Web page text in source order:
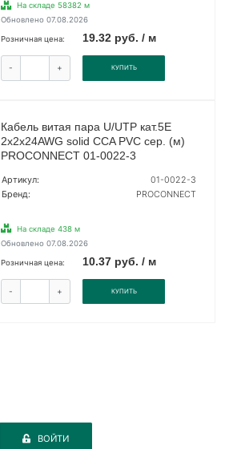
На складе 58382 м
Обновлено 07.08.2026
Розничная цена: 19.32 руб. / м
- + КУПИТЬ
Кабель витая пара U/UTP кат.5E
2х2х24AWG solid CCA PVC сер. (м)
PROCONNECT 01-0022-3
Артикул:
01-0022-3
Бренд:
PROCONNECT
На складе 438 м
Обновлено 07.08.2026
Розничная цена: 10.37 руб. / м
- + КУПИТЬ
ВОЙТИ